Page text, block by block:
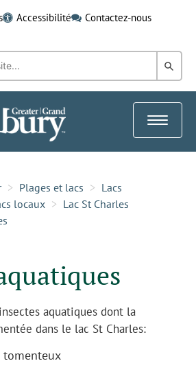
Accessibilité
Contactez-nous
dans
Toggle
Plages et lacs
Lacs
locaux
Lac St Charles
aquatiques dont la
dans le lac St Charles:
tomenteux